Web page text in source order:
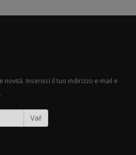
novità. Inserisci il tuo indirizzo e-mail e
Vai!